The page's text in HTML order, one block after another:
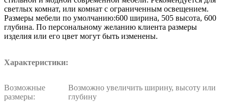
светлых комнат, или комнат с ограниченным освещением.
Размеры мебели по умолчанию:600 ширина, 505 высота, 600
глубина. По персональному желанию клиента размеры
изделия или его цвет могут быть изменены.
Характеристики:
Возможные
размеры:
Возможно увеличить ширину, высоту или
глубину